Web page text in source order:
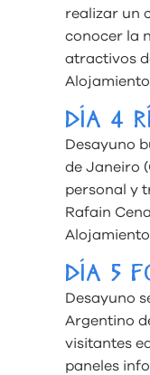
realizar un
conocer la
atractivos
DÍA 4
Desayuno
de Janeiro
personal y
Rafain
DÍA 5
Desayuno
Argentino
visitantes
paneles